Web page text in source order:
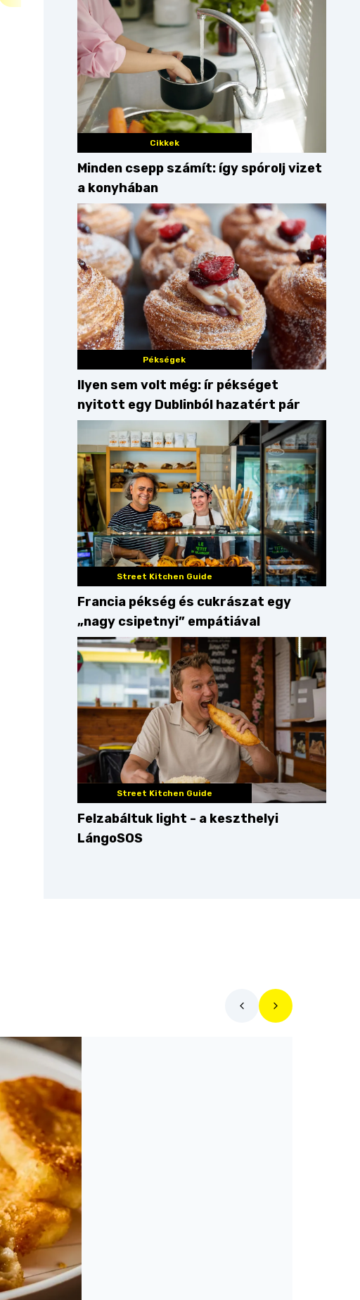
Cikkek
Minden csepp számít: így spórolj vizet
a konyhában
Pékségek
Ilyen sem volt még: ír pékséget
nyitott egy Dublinból hazatért pár
Street Kitchen Guide
Francia pékség és cukrászat egy
„nagy csipetnyi” empátiával
Street Kitchen Guide
Felzabáltuk light - a keszthelyi
LángoSOS